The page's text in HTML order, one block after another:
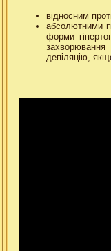
відносним
абсолютними
форми
захворювання
депіляцію,